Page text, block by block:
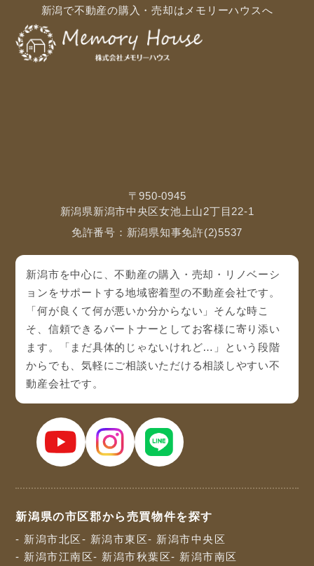
新潟で不動産の購入・売却はメモリーハウスへ
〒950-0945
新潟県新潟市中央区女池上山2丁目22-1
免許番号：新潟県知事免許(2)5537
新潟市を中心に、不動産の購入・売却・リノベーシ
ョンをサポートする地域密着型の不動産会社です。
「何が良くて何が悪いか分からない」そんな時こ
そ、信頼できるパートナーとしてお客様に寄り添い
ます。「まだ具体的じゃないけれど…」という段階
からでも、気軽にご相談いただける相談しやすい不
動産会社です。
新潟県の市区郡から売買物件を探す
- 新潟市北区 - 新潟市東区- 新潟市中央区
- 新潟市江南区- 新潟市秋葉区- 新潟市南区